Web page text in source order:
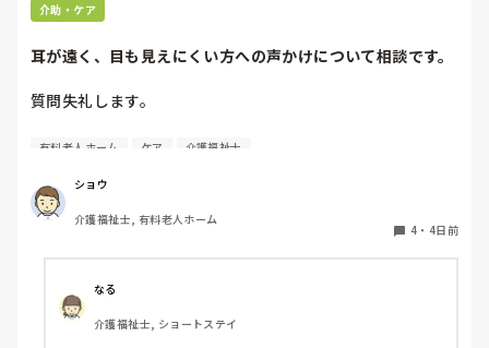
介助・ケア
耳が遠く、目も見えにくい方への声かけについて相談です。
質問失礼します。
耳が遠く、目もあまり見えていない利用者様への声かけにつ
現在、私は「大きな声で、ゆっくり耳元でお話しする」とい
う方法で対応しています。
聞き取れると安心していただける方なので何とか理解しても
かり、痛めてしまうことがあります。
みなさんの職場で、このような方と関わる際に工夫している
ことや、喉に負担をかけずに意思疎通ができる良い方法など
有料老人ホーム ケア 介護福祉士
ショウ
介護福祉士, 有料老人ホーム
4 ・ 4日前
なる
介護福祉士, ショートステイ